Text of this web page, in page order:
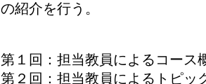
の紹介を行う。
第１回：担当教員によるコース
第２回：担当教員によるトピッ